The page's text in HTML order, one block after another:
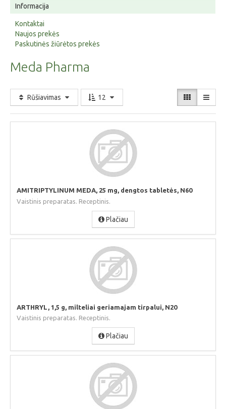
Informacija
Kontaktai
Naujos prekės
Paskutinės žiūrėtos prekės
Meda Pharma
Rūšiavimas 12
AMITRIPTYLINUM MEDA, 25 mg, dengtos tabletės, N60
Vaistinis preparatas. Receptinis.
Plačiau
ARTHRYL, 1,5 g, milteliai geriamajam tirpalui, N20
Vaistinis preparatas. Receptinis.
Plačiau